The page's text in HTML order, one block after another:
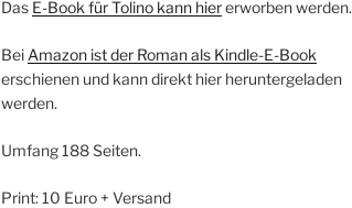
Das E-Book für Tolino kann hiererworben werden.
Bei Amazon ist der Roman als Kindle-E-Book
erschienen und kann direkt hier heruntergeladen
werden.
Umfang 188 Seiten.
Print: 10 Euro + Versand